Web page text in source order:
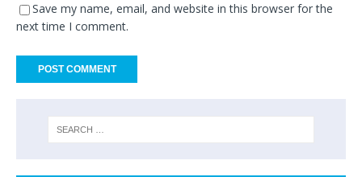
Save my name, email, and website in this browser for the
next time I comment.